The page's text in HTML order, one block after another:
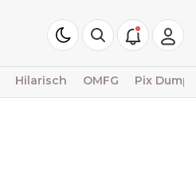
Hilarisch OMFG Pix Dump